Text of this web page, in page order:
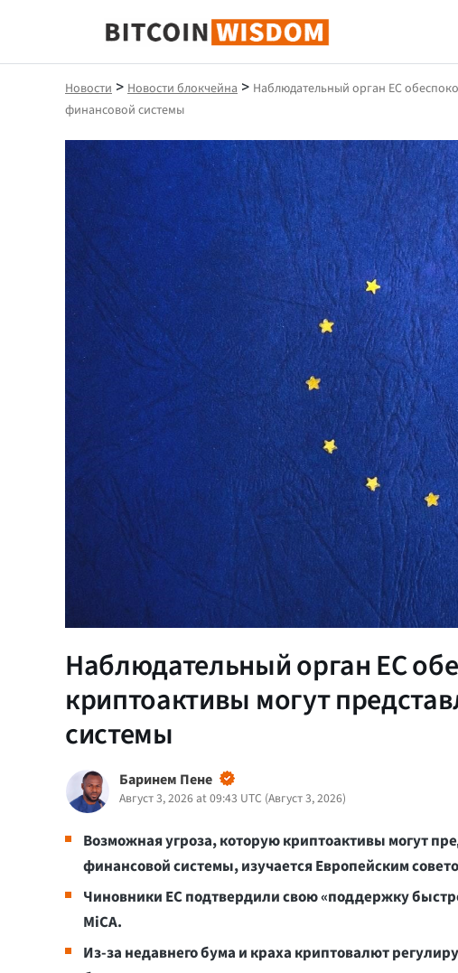
Биткойн Мудрость
Новости > Новости блокчейна > Наблюдательный орган ЕС
финансовой системы
Наблюдательный орган ЕС
криптоактивы могут
системы
Баринем Пене
Август 3, 2026 at 09:43 UTC (Август 3, 2026)
Возможная угроза, которую криптоактивы могут
финансовой системы, изучается Европейским
Чиновники ЕС подтвердили свою «поддержку
MiCA.
Из-за недавнего бума и краха криптовалют